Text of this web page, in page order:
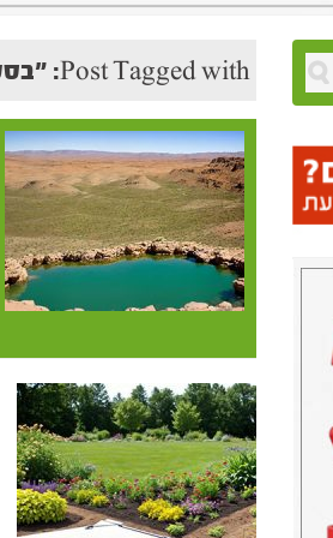
Post Tagged with: "בסטלינקס"